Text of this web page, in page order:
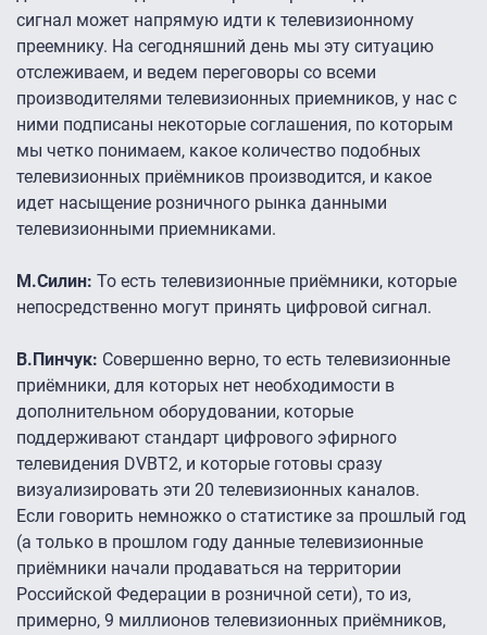
сигнал может напрямую идти к телевизионному
преемнику. На сегодняшний день мы эту ситуацию
отслеживаем, и ведем переговоры со всеми
производителями телевизионных приемников, у нас с
ними подписаны некоторые соглашения, по которым
мы четко понимаем, какое количество подобных
телевизионных приёмников производится, и какое
идет насыщение розничного рынка данными
телевизионными приемниками.
М.Силин: То есть телевизионные приёмники, которые
непосредственно могут принять цифровой сигнал.
В.Пинчук: Совершенно верно, то есть телевизионные
приёмники, для которых нет необходимости в
дополнительном оборудовании, которые
поддерживают стандарт цифрового эфирного
телевидения DVBT2, и которые готовы сразу
визуализировать эти 20 телевизионных каналов.
Если говорить немножко о статистике за прошлый год
(а только в прошлом году данные телевизионные
приёмники начали продаваться на территории
Российской Федерации в розничной сети), то из,
примерно, 9 миллионов телевизионных приёмников,